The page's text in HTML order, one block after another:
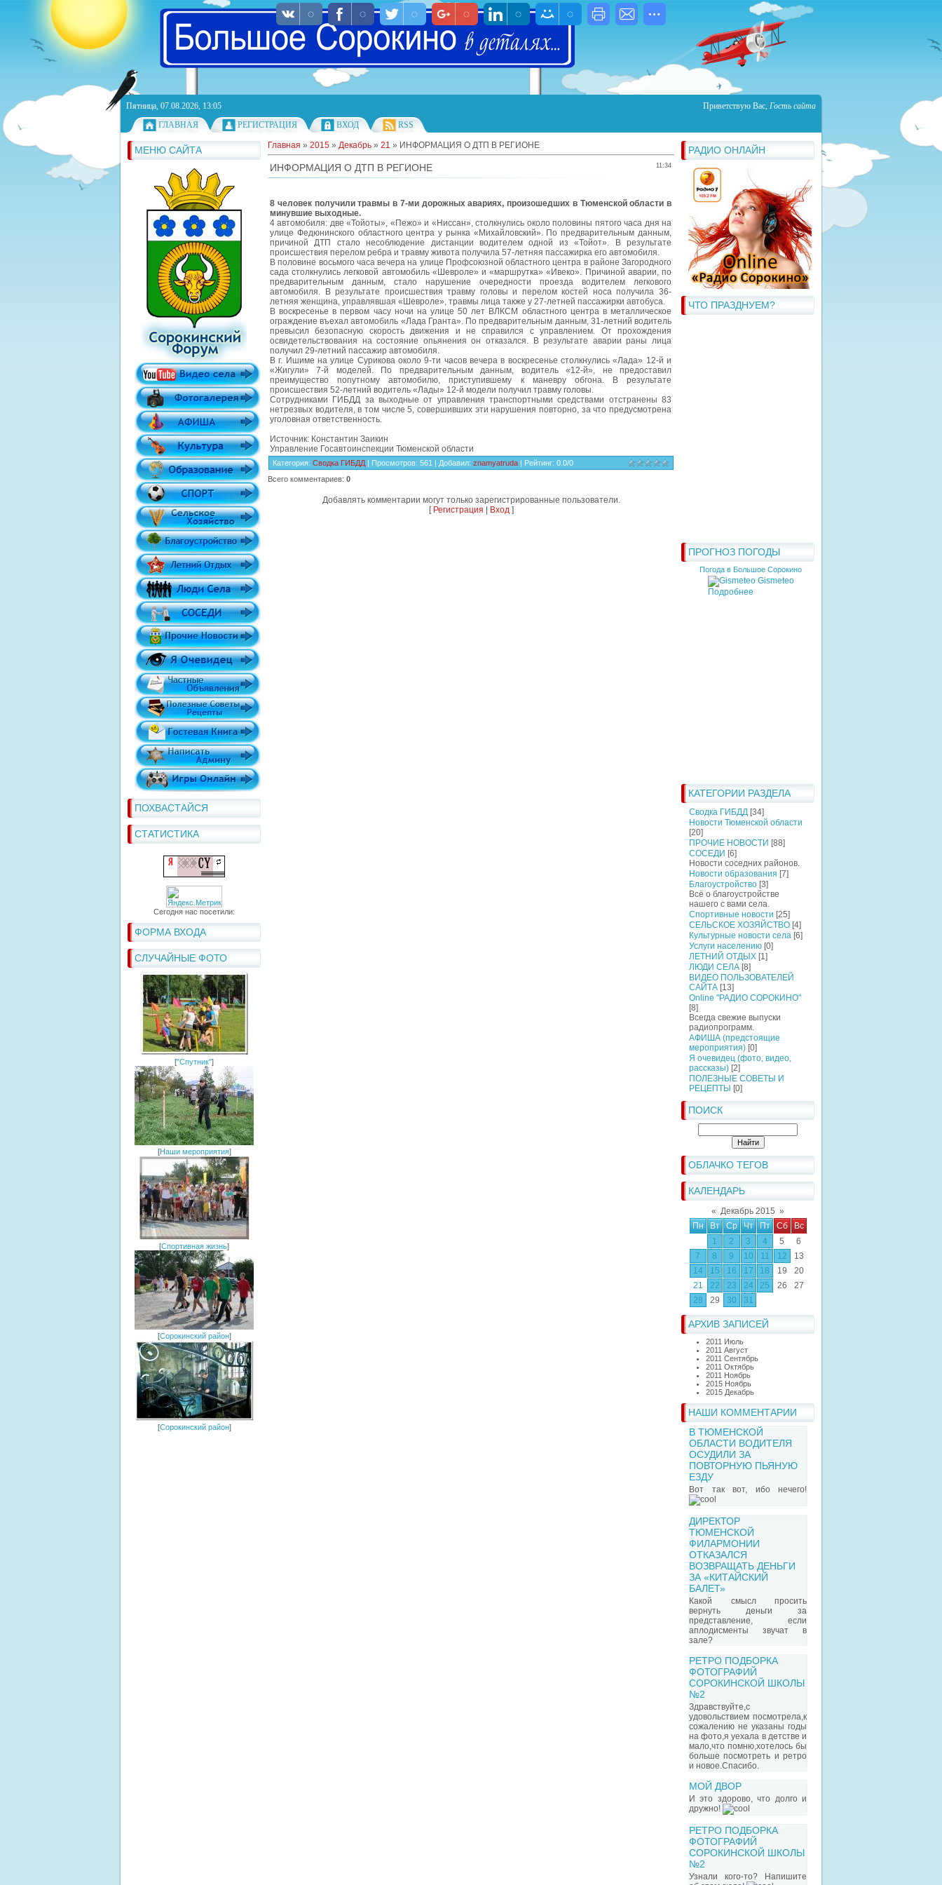
Пятница, 07.08.2026, 13:05 Приветствую Вас, Гость сайта
ГЛАВНАЯ
РЕГИСТРАЦИЯ ВХОД RSS
МЕНЮ САЙТА
ПОХВАСТАЙСЯ
СТАТИСТИКА
Сегодня нас посетили:
ФОРМА ВХОДА
СЛУЧАЙНЫЕ ФОТО
["Спутник"]
[Наши мероприятия]
[Спортивная жизнь]
[Сорокинский район]
[Сорокинский район]
РАДИО ОНЛАЙН
ЧТО ПРАЗДНУЕМ?
ПРОГНОЗ ПОГОДЫ
Погода в Большое Сорокино
Gismeteo
Подробнее
КАТЕГОРИИ РАЗДЕЛА
Сводка ГИБДД [34]
Новости Тюменской области
[20]
ПРОЧИЕ НОВОСТИ [88]
СОСЕДИ [6]
Новости соседних районов.
Новости образования [7]
Благоустройство [3]
Всё о благоустройстве
нашего с вами села.
Спортивные новости [25]
СЕЛЬСКОЕ ХОЗЯЙСТВО [4]
Культурные новости села [6]
Услуги населению [0]
ЛЕТНИЙ ОТДЫХ [1]
ЛЮДИ СЕЛА [8]
ВИДЕО ПОЛЬЗОВАТЕЛЕЙ
САЙТА [13]
Online "РАДИО СОРОКИНО"
[8]
Всегда свежие выпуски
радиопрограмм.
АФИША (предстоящие
мероприятия) [0]
Я очевидец (фото, видео,
рассказы) [2]
ПОЛЕЗНЫЕ СОВЕТЫ И
РЕЦЕПТЫ [0]
ПОИСК
ОБЛАЧКО ТЕГОВ
КАЛЕНДАРЬ
« Декабрь 2015 »
Пн
Вт Ср Чт Пт Сб
Вс
1
2 3 4 5
6
7
8 9 10 11 12
13
14
15 16 17 18 19
20
21
22 23 24 25 26
27
28
29 30 31
АРХИВ ЗАПИСЕЙ
2011 Июль
2011 Август
2011 Сентябрь
2011 Октябрь
2011 Ноябрь
2015 Ноябрь
2015 Декабрь
НАШИ КОММЕНТАРИИ
В ТЮМЕНСКОЙ
ОБЛАСТИ ВОДИТЕЛЯ
ОСУДИЛИ ЗА
ПОВТОРНУЮ ПЬЯНУЮ
ЕЗДУ
Вот так вот, ибо нечего!
ДИРЕКТОР
ТЮМЕНСКОЙ
ФИЛАРМОНИИ
ОТКАЗАЛСЯ
ВОЗВРАЩАТЬ ДЕНЬГИ
ЗА «КИТАЙСКИЙ
БАЛЕТ»
Какой смысл просить
вернуть деньги за
представление, если
аплодисменты звучат в
зале?
РЕТРО ПОДБОРКА
ФОТОГРАФИЙ
СОРОКИНСКОЙ ШКОЛЫ
№2
Здравствуйте,с
удовольствием посмотрела,к
сожалению не указаны годы
на фото,я уехала в детстве и
мало,что помню,хотелось бы
больше посмотреть и ретро
и новое.Спасибо.
МОЙ ДВОР
И это здорово, что долго и
дружно!
РЕТРО ПОДБОРКА
ФОТОГРАФИЙ
СОРОКИНСКОЙ ШКОЛЫ
№2
Узнали кого-то? Напишите
Главная » 2015 » Декабрь » 21 » ИНФОРМАЦИЯ О ДТП В РЕГИОНЕ
11:34
ИНФОРМАЦИЯ О ДТП В РЕГИОНЕ
8 человек получили травмы в 7-ми дорожных авариях, произошедших в Тюменской области в
минувшие выходные.
4 автомобиля: две «Тойоты», «Пежо» и «Ниссан», столкнулись около половины пятого часа дня на
улице Федюнинского областного центра у рынка «Михайловский». По предварительным данным,
причиной ДТП стало несоблюдение дистанции водителем одной из «Тойот». В результате
происшествия перелом ребра и травму живота получила 57-летняя пассажирка его автомобиля.
В половине восьмого часа вечера на улице Профсоюзной областного центра в районе Загородного
сада столкнулись легковой автомобиль «Шевроле» и «маршрутка» «Ивеко». Причиной аварии, по
предварительным данным, стало нарушение очередности проезда водителем легкового
автомобиля. В результате происшествия травму головы и перелом костей носа получила 36-
летняя женщина, управлявшая «Шевроле», травмы лица также у 27-летней пассажирки автобуса.
В воскресенье в первом часу ночи на улице 50 лет ВЛКСМ областного центра в металлическое
ограждение въехал автомобиль «Лада Гранта». По предварительным данным, 31-летний водитель
превысил безопасную скорость движения и не справился с управлением. От прохождения
освидетельствования на состояние опьянения он отказался. В результате аварии раны лица
получил 29-летний пассажир автомобиля.
В г. Ишиме на улице Сурикова около 9-ти часов вечера в воскресенье столкнулись «Лада» 12-й и
«Жигули» 7-й моделей. По предварительным данным, водитель «12-й», не предоставил
преимущество попутному автомобилю, приступившему к маневру обгона. В результате
происшествия 52-летний водитель «Лады» 12-й модели получил травму головы.
Сотрудниками ГИБДД за выходные от управления транспортными средствами отстранены 83
нетрезвых водителя, в том числе 5, совершивших эти нарушения повторно, за что предусмотрена
уголовная ответственность.
Источник: Константин Заикин
Управление Госавтоинспекции Тюменской области
Категория: Сводка ГИБДД | Просмотров: 561 | Добавил: znamyatruda | Рейтинг: 0.0/0
Всего комментариев: 0
Добавлять комментарии могут только зарегистрированные пользователи.
[ Регистрация Вход]